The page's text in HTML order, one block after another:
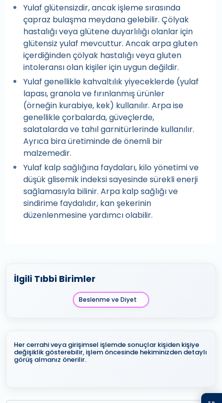
Yulaf glütensizdir, ancak işleme sırasında
çapraz bulaşma meydana gelebilir. Çölyak
hastalığı veya glütene duyarlılığı olanlar için
glütensiz yulaf mevcuttur. Ancak arpa gluten
içerdiğinden çölyak hastalığı veya gluten
intoleransı olan kişiler için uygun değildir.
Yulaf genellikle kahvaltılık yiyeceklerde (yulaf
lapası, granola ve fırınlanmış ürünler
(örneğin kurabiye, kek) kullanılır. Arpa ise
genellikle çorbalarda, güveçlerde,
salatalarda ve tahıl garnitürlerinde kullanılır.
Ayrıca bira üretiminde de önemli bir
malzemedir.
Yulaf kalp sağlığına faydaları, kilo yönetimi ve
düşük glisemik indeksi sayesinde sürekli enerji
sağlamasıyla bilinir. Arpa kalp sağlığı ve
sindirime faydalıdır, kan şekerinin
düzenlenmesine yardımcı olabilir.
İlgili Tıbbi Birimler
Beslenme ve Diyet
Her cerrahi veya girişimsel işlemde sonuçlar kişiden kişiye
değişiklik gösterebilir, işlem öncesinde hekiminizden detaylı
görüş almanız önerilir.